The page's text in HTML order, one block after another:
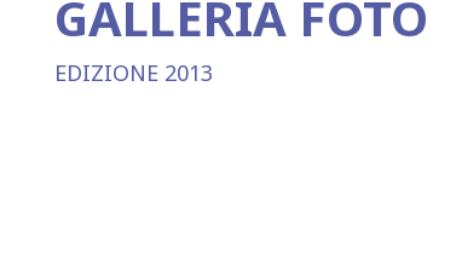
GALLERIA FOTO
EDIZIONE 2013